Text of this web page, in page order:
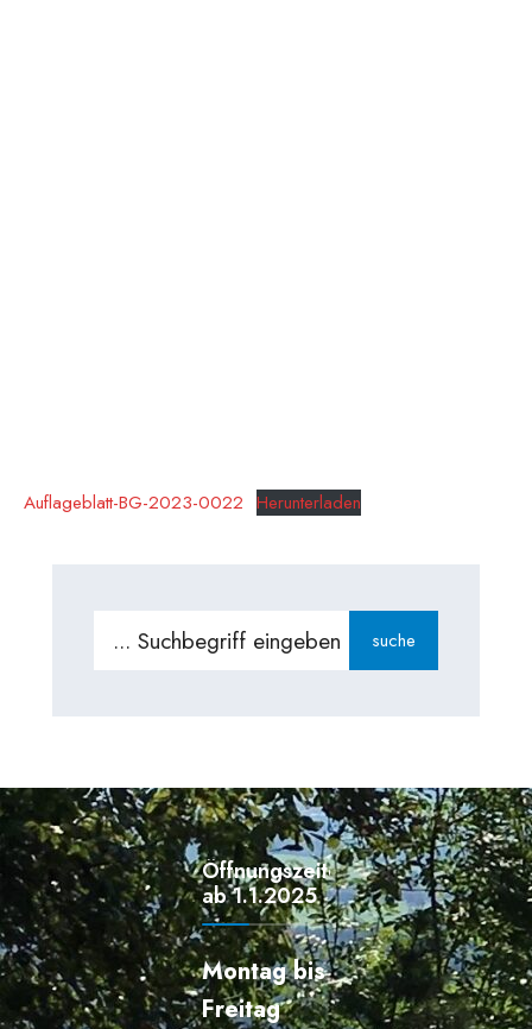
Auflageblatt-BG-2023-0022 Herunterladen
Search
suche
Öffnungszeiten
ab 1.1.2025
Montag bis
Freitag